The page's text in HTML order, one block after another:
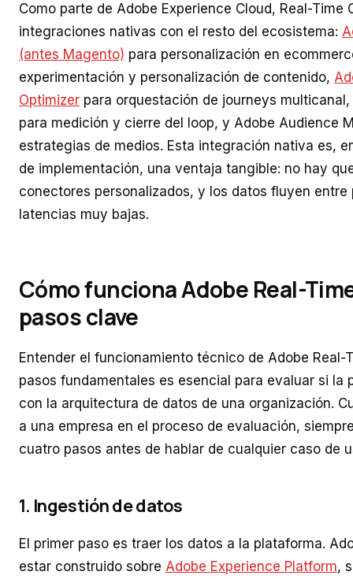
Como parte de Adobe Experience Cloud, Real-Time
integraciones nativas con el resto del ecosistema:
(antes Magento) para personalización en
experimentación y personalización de contenido,
Optimizer para orquestación de journeys
para medición y cierre del loop, y Adobe Audience
estrategias de medios. Esta integración nativa es,
de implementación, una ventaja tangible: no hay
conectores personalizados, y los datos fluyen entre
latencias muy bajas.
Cómo funciona Adobe Real-
pasos clave
Entender el funcionamiento técnico de Adobe Real-
pasos fundamentales es esencial para evaluar si la
con la arquitectura de datos de una organización.
a una empresa en el proceso de evaluación,
cuatro pasos antes de hablar de cualquier caso de
1. Ingestión de datos
El primer paso es traer los datos a la plataforma.
estar construido sobre Adobe Experience Platform,